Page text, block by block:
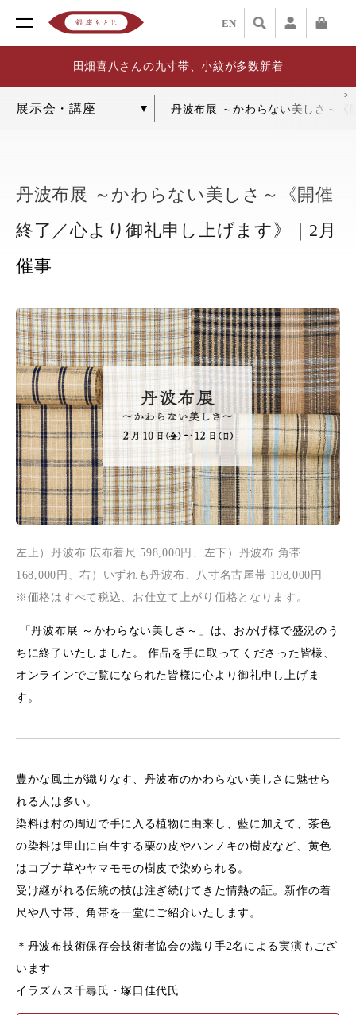
EN
田畑喜八さんの九寸帯、小紋が多数新着
丹波布展 ～かわらない美しさ～《
丹波布展 ～かわらない美しさ～《開催
終了／心より御礼申し上げます》｜2月
催事
左上）丹波布 広布着尺 598,000円、左下）丹波布 角帯
168,000円、右）いずれも丹波布、八寸名古屋帯 198,000円
※価格はすべて税込、お仕立て上がり価格となります。
「丹波布展 ～かわらない美しさ～」は、おかげ様で盛況のう
ちに終了いたしました。 作品を手に取ってくださった皆様、
オンラインでご覧になられた皆様に心より御礼申し上げま
す。
豊かな風土が織りなす、丹波布のかわらない美しさに魅せら
れる人は多い。
染料は村の周辺で手に入る植物に由来し、藍に加えて、茶色
の染料は里山に自生する栗の皮やハンノキの樹皮など、黄色
はコブナ草やヤマモモの樹皮で染められる。
受け継がれる伝統の技は注ぎ続けてきた情熱の証。新作の着
尺や八寸帯、角帯を一堂にご紹介いたします。
＊丹波布技術保存会技術者協会の織り手2名による実演もござ
います
イラズムス千尋氏・塚口佳代氏